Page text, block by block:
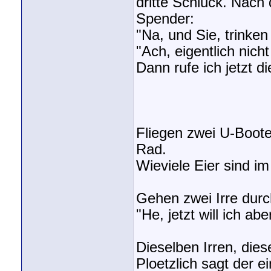
Spender:
"Na, und Sie,
"Ach, eigentlich
Dann rufe ich jetzt
Fliegen zwei U-
Rad.
Wieviele Eier sind
Gehen zwei Irre
"He, jetzt will ich
Dieselben Irren,
Ploetzlich sagt der